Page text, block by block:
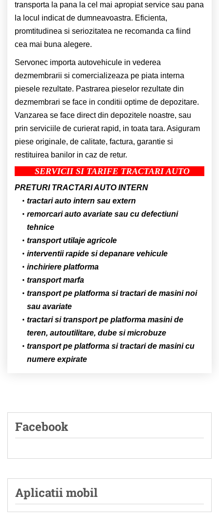
transporta la pana la cel mai apropiat service sau pana
la locul indicat de dumneavoastra. Eficienta,
promtitudinea si seriozitatea ne recomanda ca fiind
cea mai buna alegere.
Servonec importa autovehicule in vederea
dezmembrarii si comercializeaza pe piata interna
piesele rezultate. Pastrarea pieselor rezultate din
dezmembrari se face in conditii optime de depozitare.
Vanzarea se face direct din depozitele noastre, sau
prin serviciile de curierat rapid, in toata tara. Asiguram
piese originale, de calitate, factura, garantie si
restituirea banilor in caz de retur.
SERVICII SI TARIFE TRACTARI AUTO
PRETURI TRACTARI AUTO INTERN
tractari auto intern sau extern
remorcari auto avariate sau cu defectiuni
tehnice
transport utilaje agricole
interventii rapide si depanare vehicule
inchiriere platforma
transport marfa
transport pe platforma si tractari de masini noi
sau avariate
tractari si transport pe platforma masini de
teren, autoutilitare, dube si microbuze
transport pe platforma si tractari de masini cu
numere expirate
Facebook
Aplicatii mobil